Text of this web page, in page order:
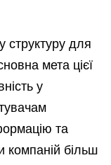
для
мета цієї
у
та
компаній більш